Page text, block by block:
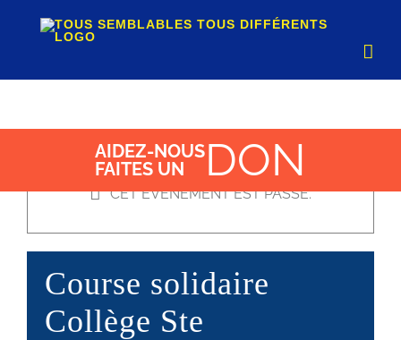
Passer
contenu
AIDEZ-NOUS
FAITES UN
DON
CET ÉVÈNEMENT EST PASSÉ.
Course solidaire
Collège Ste